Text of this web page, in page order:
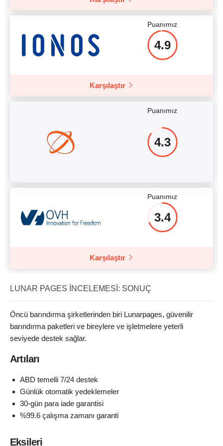
Daha fazla detay
Puanımız
4.9
Karşılaştır
Puanımız
4.3
Puanımız
3.4
Karşılaştır
LUNAR PAGES İNCELEMESI: SONUÇ
Öncü barındırma şirketlerinden biri Lunarpages, güvenilir
barındırma paketleri ve bireylere ve işletmelere yeterli
seviyede destek sağlar.
Artıları
ABD temelli 7/24 destek
Günlük otomatik yedeklemeler
30-gün para iade garantisi
%99.6 çalışma zamanı garanti
Eksileri